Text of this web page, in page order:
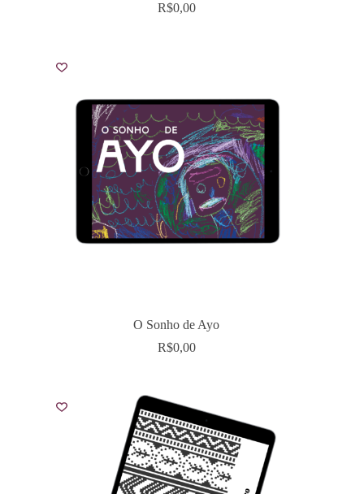
R$0,00
O Sonho de Ayo
R$0,00